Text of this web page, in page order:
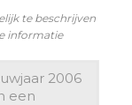
te beschrijven
informatie